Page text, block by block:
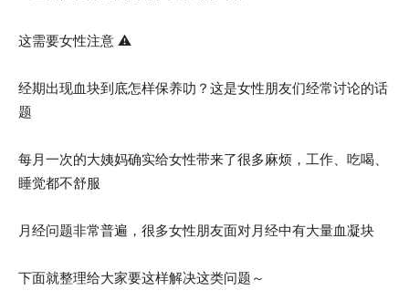
这需要女性注意 ⚠️
经期出现血块到底怎样保养叻？这是女性朋友们经常讨论的话
题
每月一次的大姨妈确实给女性带来了很多麻烦，工作、吃喝、
睡觉都不舒服
月经问题非常普遍，很多女性朋友面对月经中有大量血凝块
下面就整理给大家要这样解决这类问题～